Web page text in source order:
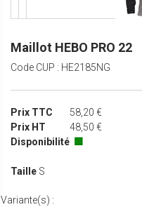
Maillot HEBO PRO 22
Code CUP : HE2185NG
Prix TTC
58,20 €
Prix HT
48,50 €
Disponibilité
Taille S
Variante(s) :